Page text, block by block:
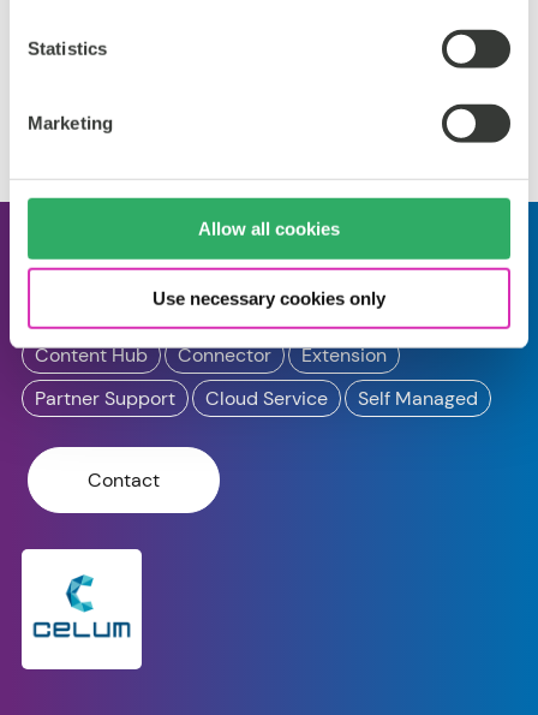
Statistics
Marketing
Allow all cookies
Use necessary cookies only
Bitte wenden Sie sich für Supportdetails an unseren
Partner.
Celum Connector
Content Hub Connector
Extension
Partner Support
Cloud Service Self Managed
Contact